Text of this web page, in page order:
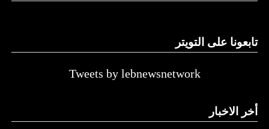
تابعونا على التويتر
Tweets by lebnewsnetwork
أخر الاخبار